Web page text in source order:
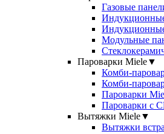
Газовые
Модульные
Пароварки Miele▼
Комби-
Комби-
Пароварки
Пароварки с
Вытяжки Miele▼
Вытяжки